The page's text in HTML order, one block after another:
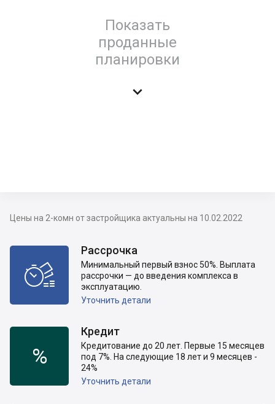
Показать
проданные
планировки

Цены на 2-комн от застройщика актуальны на 10.02.2022

Рассрочка
Минимальный первый взнос 50%. Выплата
рассрочки — до введения комплекса в
эксплуатацию.
Уточнить детали
%
Кредит
Кредитование до 20 лет. Первые 15 месяцев
под 7%. На следующие 18 лет и 9 месяцев -
24%
Уточнить детали